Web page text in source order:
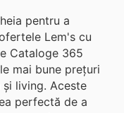
pentru a
Lem's cu
Cataloge 365
mai bune prețuri
living. Aceste
perfectă de a